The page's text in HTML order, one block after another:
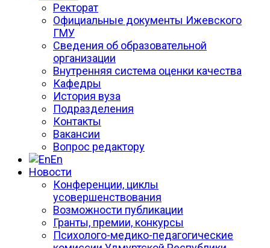
Ректорат
Официальные документы Ижевского
ГМУ
Сведения об образовательной
организации
Внутренняя система оценки качества
Кафедры
История вуза
Подразделения
Контакты
Вакансии
Вопрос редактору
En
Новости
Конференции, циклы
усовершенствования
Возможности публикации
Гранты, премии, конкурсы
Психолого-медико-педагогические